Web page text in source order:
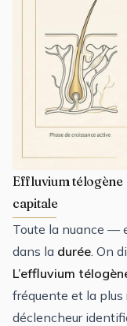
Effluvium télogène
capitale
Toute la nuance —
dans la durée . On
L’effluvium
fréquente et la plus
déclencheur